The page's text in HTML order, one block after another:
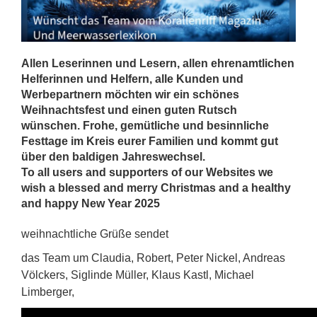
Allen Leserinnen und Lesern, allen ehrenamtlichen
Helferinnen und Helfern, alle Kunden und
Werbepartnern möchten wir ein schönes
Weihnachtsfest und einen guten Rutsch
wünschen. Frohe, gemütliche und besinnliche
Festtage im Kreis eurer Familien und kommt gut
über den baldigen Jahreswechsel.
To all users and supporters of our Websites we
wish a blessed and merry Christmas and a healthy
and happy New Year 2025
weihnachtliche Grüße sendet
das Team um Claudia, Robert, Peter Nickel, Andreas
Völckers, Siglinde Müller, Klaus Kastl, Michael
Limberger,